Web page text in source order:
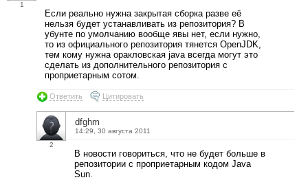
1
Если реально нужна закрытая сборка разве её
нельзя будет устанавливать из репозитория? В
убунте по умолчанию вообще явы нет, если нужно,
то из официального репозитория тянется OpenJDK,
тем кому нужна оракловская java всегда могут это
сделать из дополнительного репозитория с
проприетарным сотом.
Ответить Цитировать
2
dfghm
14:29, 30 августа 2011
В новости говориться, что не будет больше в
репозитории с проприетарным кодом Java
Sun.